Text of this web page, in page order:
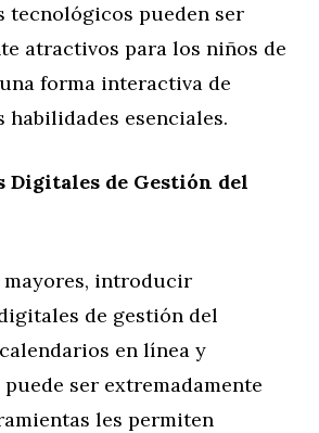
tecnológicos pueden ser
atractivos para los niños de
forma interactiva de
habilidades esenciales.
Digitales de Gestión del
mayores, introducir
de gestión del
en línea y
ser extremadamente
les permiten